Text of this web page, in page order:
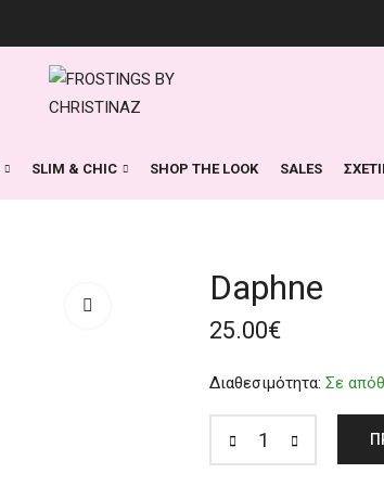
SLIM & CHIC SHOP THE LOOK SALES
Daphne
25.00€
Διαθεσιμότητα: Σε